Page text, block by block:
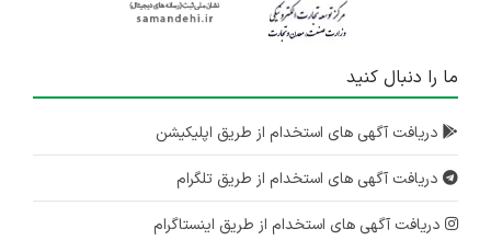
ما را دنبال کنید
دریافت آگهی های استخدام از طریق اپلیکیشن
دریافت آگهی های استخدام از طریق تلگرام
دریافت آگهی های استخدام از طریق اینستاگرام